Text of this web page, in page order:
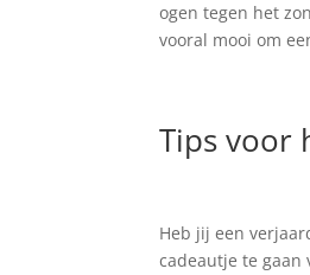
ogen tegen het
vooral mooi om
Tips voor
Heb jij een
cadeautje te gaan